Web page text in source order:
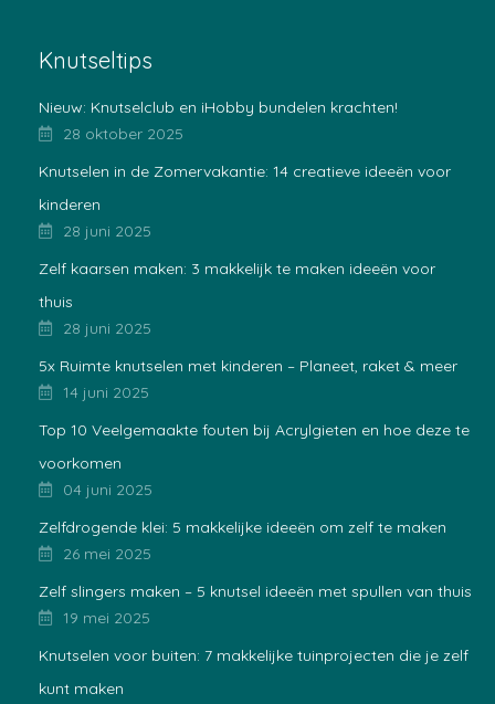
Knutseltips
Nieuw: Knutselclub en iHobby bundelen krachten!
28 oktober 2025
Knutselen in de Zomervakantie: 14 creatieve ideeën voor
kinderen
28 juni 2025
Zelf kaarsen maken: 3 makkelijk te maken ideeën voor
thuis
28 juni 2025
5x Ruimte knutselen met kinderen – Planeet, raket & meer
14 juni 2025
Top 10 Veelgemaakte fouten bij Acrylgieten en hoe deze te
voorkomen
04 juni 2025
Zelfdrogende klei: 5 makkelijke ideeën om zelf te maken
26 mei 2025
Zelf slingers maken – 5 knutsel ideeën met spullen van thuis
19 mei 2025
Knutselen voor buiten: 7 makkelijke tuinprojecten die je zelf
kunt maken